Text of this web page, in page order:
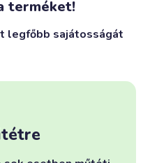
terméket!
legfőbb sajátosságát